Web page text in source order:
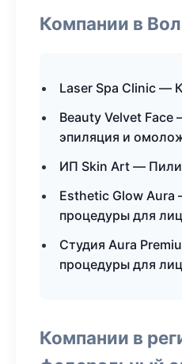
Компании в
Laser Spa Clinic —
Beauty Velvet Face
эпиляция и
ИП Skin Art —
Esthetic Glow
процедуры для
Студия Aura
процедуры для
Компании в